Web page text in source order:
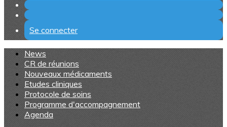
Se connecter
News
CR de réunions
Nouveaux médicaments
Etudes cliniques
Protocole de soins
Programme d'accompagnement
Agenda